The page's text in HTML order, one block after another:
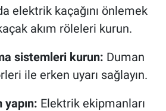
elektrik kaçağını önlemek
akım röleleri kurun.
sistemleri kurun: Duman
ile erken uyarı sağlayın.
yapın: Elektrik ekipmanları